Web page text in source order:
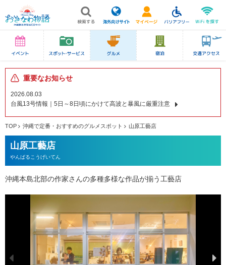
重要なお知らせ
2026.08.03
台風13号情報｜5日～8日頃にかけて高波と暴風に厳重注意
TOP 沖縄で定番・おすすめのグルメスポット 山原工藝店
山原工藝店
やんばるこうげいてん
沖縄本島北部の作家さんの多種多様な作品が揃う工藝店